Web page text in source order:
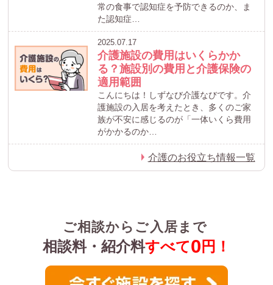
常の食事で認知症を予防できるのか、ま
た認知症…
2025.07.17
介護施設の費用はいくらかか
る？施設別の費用と介護保険の
適用範囲
こんにちは！しずなび介護なびです。介
護施設の入居を考えたとき、多くのご家
族が不安に感じるのが「一体いくら費用
がかかるのか…
介護のお役立ち情報一覧
ご相談からご入居まで
相談料・紹介料すべて0 円！